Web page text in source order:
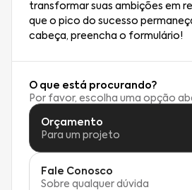
transformar suas ambições em
que o pico do sucesso
cabeça, preencha o formulário!
O que está procurando?
Por favor, escolha uma opção
Orçamento
Para um projeto
Fale Conosco
Sobre qualquer dúvida